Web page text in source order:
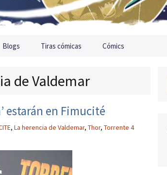
Blogs Tiras cómicas Cómics
de Valdemar
estarán en Fimucité
, La herencia de Valdemar, Thor, Torrente 4